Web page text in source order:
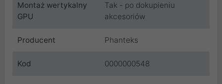
Montaż wertykalny
GPU
Tak - po dokupieniu
akcesoriów
Producent Phanteks
Kod 0000000548